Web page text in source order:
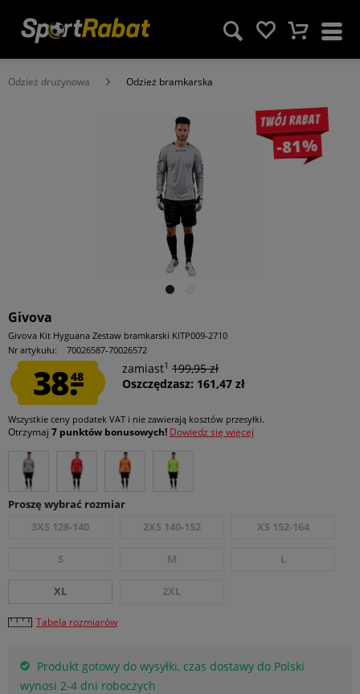
Odzież drużynowa Odzież bramkarska
Twój rabat
-81%
Givova
Givova Kit Hyguana Zestaw bramkarski KITP009-2710
Nr artykułu:
70026587-70026572
38.48
zamiast1 199,95 zł
Oszczędzasz: 161,47 zł
Wszystkie ceny podatek VAT i nie zawierają kosztów przesyłki.
Otrzymaj 7 punktów bonusowych! Dowiedz się więcej
Proszę wybrać rozmiar
3XS 128-140
2XS 140-152 XS 152-164
S M L
XL 2XL
Tabela rozmiarów
Produkt gotowy do wysyłki, czas dostawy do Polski
wynosi 2-4 dni roboczych